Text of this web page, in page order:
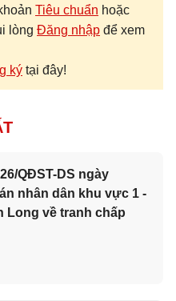
Tiêu chuẩn hoặc
lòng Đăng nhập để xem
ký tại đây!
QĐST-DS ngày
nhân dân khu vực 1 -
Long về tranh chấp